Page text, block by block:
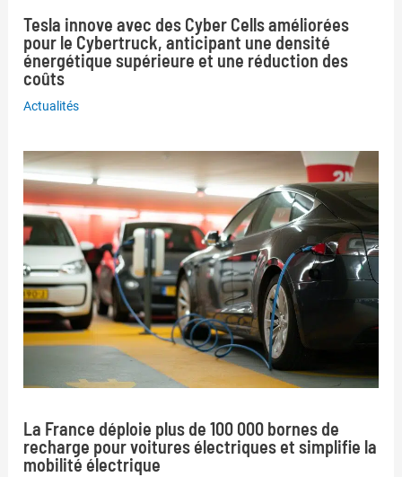
Tesla innove avec des Cyber Cells améliorées
pour le Cybertruck, anticipant une densité
énergétique supérieure et une réduction des
coûts
Actualités
La France déploie plus de 100 000 bornes de
recharge pour voitures électriques et simplifie la
mobilité électrique